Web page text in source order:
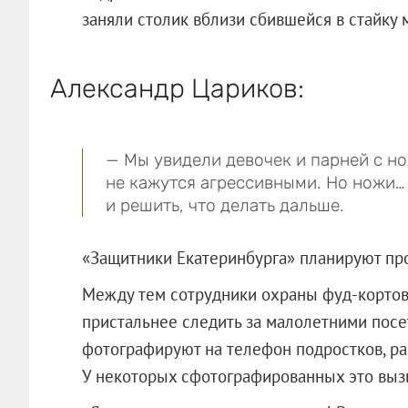
заняли столик вблизи сбившейся в
Александр Цариков:
— Мы увидели девочек и парней с
не кажутся агрессивными. Но
и решить, что делать дальше.
«Защитники Екатеринбурга» планируют
Между тем сотрудники охраны фуд-
пристальнее следить за малолетними
фотографируют на телефон подростков,
У некоторых сфотографированных это